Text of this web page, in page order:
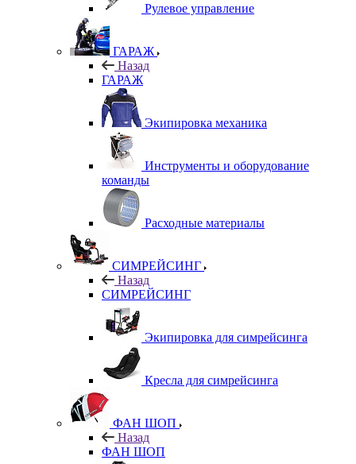
Рулевое управление
ГАРАЖ
Назад
ГАРАЖ
Экипировка механика
Инструменты и оборудование
команды
Расходные материалы
СИМРЕЙСИНГ
Назад
СИМРЕЙСИНГ
Экипировка для симрейсинга
Кресла для симрейсинга
ФАН ШОП
Назад
ФАН ШОП